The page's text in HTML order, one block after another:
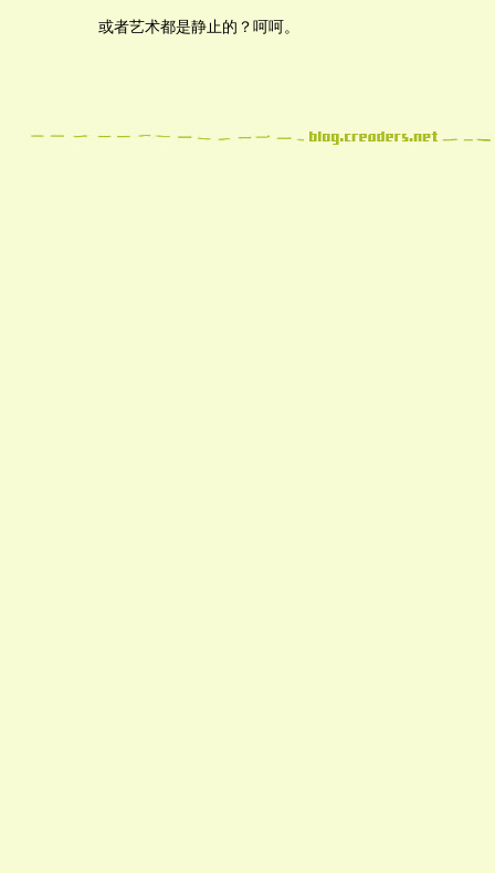
或者艺术都是静止的？呵呵。